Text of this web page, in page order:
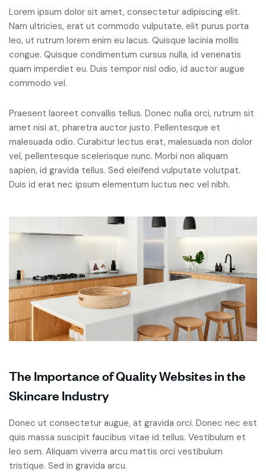
Lorem ipsum dolor sit amet, consectetur adipiscing elit.
Nam ultricies, erat ut commodo vulputate, elit purus porta
leo, ut rutrum lorem enim eu lacus. Quisque lacinia mollis
congue. Quisque condimentum cursus nulla, id venenatis
quam imperdiet eu. Duis tempor nisl odio, id auctor augue
commodo vel.
Praesent laoreet convallis tellus. Donec nulla orci, rutrum sit
amet nisi at, pharetra auctor justo. Pellentesque et
malesuada odio. Curabitur lectus erat, malesuada non dolor
vel, pellentesque scelerisque nunc. Morbi non aliquam
sapien, id gravida tellus. Sed eleifend vulputate volutpat.
Duis id erat nec ipsum elementum luctus nec vel nibh.
The Importance of Quality Websites in the
Skincare Industry
Donec ut consectetur augue, at gravida orci. Donec nec est
quis massa suscipit faucibus vitae id tellus. Vestibulum et
leo sem. Aliquam viverra arcu mattis orci vestibulum
tristique. Sed in gravida arcu.